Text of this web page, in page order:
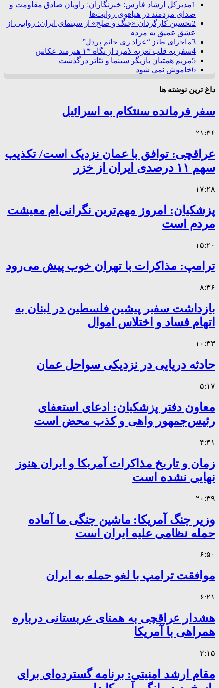
1مدیرکل ارشاد فارس: خبرنگاران؛ راویان صادق مقاومت و
صدای مردمند در هیاهوی روایت‌ها
2تحسین کارگردان «جنگ و صلح» از سینمای ایران؛ روایتی از
عشق عمیق به مردم
3ماجرای طنز “عزاداری خانم پردل”
4سفر به قلب تعزیه لامرد از نگاه ۱۳ هنرمند عکاس
5مریم همتیان بازیگر سینما و تئاتر درگذشت
6خاموش نمی شود
داغ ترین نوشته ها
سفر فرمانده سنتکام به اسرائیل
۲۱:۳۶
عراقچی: توافق با عمان نزدیک است/ تکذیب
سهم ۱۱ درصدی ایران از خزر
۱۷:۲۸
پزشکیان: امروز مهم‌ترین نگرانی‌ام معیشت
مردم است
۱۵:۲۰
ترامپ: مذاکرات با تهران خوب پیش می‌رود
۸:۳۶
بازداشت سفیر پیشین فلسطین در لبنان به
اتهام فساد و اختلاس اموال
۱۰:۳۳
حادثه دریایی در نزدیکی سواحل عمان
۵:۱۷
معاون دفتر پزشکیان: ادعای استعفای
رئیس‌جمهور واهی و کذب محض است
۴:۴۱
زمان و تاریخ مذاکرات آمریکا و ایران هنوز
نهایی نشده است
۲۰:۳۹
وزیر جنگ آمریکا: ماشین جنگی ما آماده
حمله نظامی علیه ایران است
۶:۵۰
موافقت ترامپ با لغو حمله به ایران
۶:۲۱
هشدار عراقچی به همتای عربستانی درباره
همراهی با آمریکا
۲:۱۵
مقام ارشد امنیتی: برنامه گسترده‌ای برای